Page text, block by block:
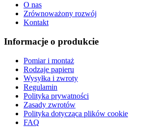
O nas
Zrównoważony rozwój
Kontakt
Informacje o produkcie
Pomiar i montaż
Rodzaje papieru
Wysyłka i zwroty
Regulamin
Polityka prywatności
Zasady zwrotów
Polityka dotycząca plików cookie
FAQ